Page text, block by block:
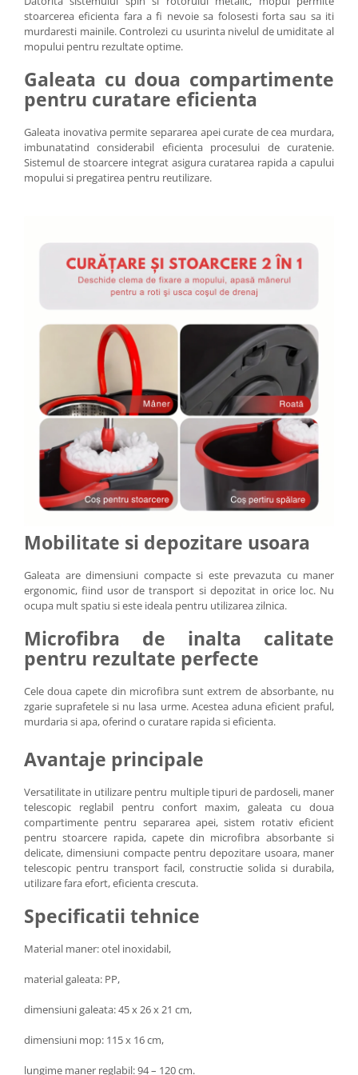
stoarcerea eficienta fara a fi nevoie sa folosesti forta sau sa iti
murdaresti mainile. Controlezi cu usurinta nivelul de umiditate al
mopului pentru rezultate optime.
Galeata cu doua compartimente
pentru curatare eficienta
Galeata inovativa permite separarea apei curate de cea murdara,
imbunatatind considerabil eficienta procesului de curatenie.
Sistemul de stoarcere integrat asigura curatarea rapida a capului
mopului si pregatirea pentru reutilizare.
Mobilitate si depozitare usoara
Galeata are dimensiuni compacte si este prevazuta cu maner
ergonomic, fiind usor de transport si depozitat in orice loc. Nu
ocupa mult spatiu si este ideala pentru utilizarea zilnica.
Microfibra de inalta calitate
pentru rezultate perfecte
Cele doua capete din microfibra sunt extrem de absorbante, nu
zgarie suprafetele si nu lasa urme. Acestea aduna eficient praful,
murdaria si apa, oferind o curatare rapida si eficienta.
Avantaje principale
Versatilitate in utilizare pentru multiple tipuri de pardoseli, maner
telescopic reglabil pentru confort maxim, galeata cu doua
compartimente pentru separarea apei, sistem rotativ eficient
pentru stoarcere rapida, capete din microfibra absorbante si
delicate, dimensiuni compacte pentru depozitare usoara, maner
telescopic pentru transport facil, constructie solida si durabila,
utilizare fara efort, eficienta crescuta.
Specificatii tehnice
Material maner: otel inoxidabil,
material galeata: PP,
dimensiuni galeata: 45 x 26 x 21 cm,
dimensiuni mop: 115 x 16 cm,
lungime maner reglabil: 94 – 120 cm.